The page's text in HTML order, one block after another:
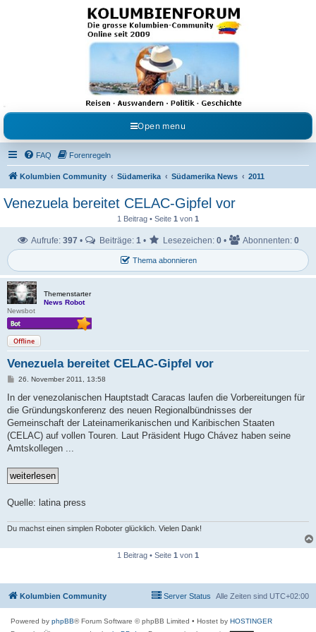
Kolumbienforum - Das
grosse Forum der
Freunde Kolumbiens
Reisen, Auswandern, Kultur, Politik, Geschichte und Visum in Kolumbien und Venezuela.
Austausch, Erfahrungen und Gemeinschaft im Kolumbienforum
Open menu
FAQ Forenregeln
Kolumbien Community Südamerika Südamerika News 2011
Venezuela bereitet CELAC-Gipfel vor
1 Beitrag • Seite 1 von 1
Thema abonnieren
Aufrufe: 397 • Beiträge: 1 • Lesezeichen: 0 • Abonnenten: 0
Themenstarter
News Robot
Newsbot
Offline
Venezuela bereitet CELAC-Gipfel vor
B
r
a
26. November 2011, 13:58
In der venezolanischen Hauptstadt Caracas laufen die Vorbereitungen für
die Gründungskonferenz des neuen Regionalbündnisses der
Gemeinschaft der Lateinamerikanischen und Karibischen Staaten
(CELAC) auf vollen Touren. Laut Präsident Hugo Chávez haben seine
Amtskollegen ...
Quelle: latina press
Du machst einen simplen Roboter glücklich. Vielen Dank!
1 Beitrag • Seite 1 von 1
Kolumbien Community Alle Zeiten sind UTC+02:00
Server Status
Powered by phpBB® Forum Software © phpBB Limited • Hostet by HOSTINGER